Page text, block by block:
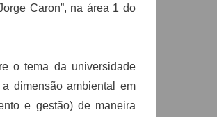
Caron”, na área 1 do
o tema da universidade
dimensão ambiental em
e gestão) de maneira